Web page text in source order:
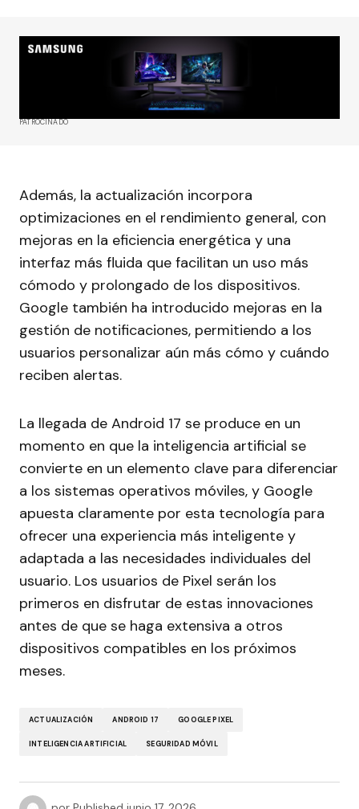
PATROCINADO
Además, la actualización incorpora
optimizaciones en el rendimiento general, con
mejoras en la eficiencia energética y una
interfaz más fluida que facilitan un uso más
cómodo y prolongado de los dispositivos.
Google también ha introducido mejoras en la
gestión de notificaciones, permitiendo a los
usuarios personalizar aún más cómo y cuándo
reciben alertas.
La llegada de Android 17 se produce en un
momento en que la inteligencia artificial se
convierte en un elemento clave para diferenciar
a los sistemas operativos móviles, y Google
apuesta claramente por esta tecnología para
ofrecer una experiencia más inteligente y
adaptada a las necesidades individuales del
usuario. Los usuarios de Pixel serán los
primeros en disfrutar de estas innovaciones
antes de que se haga extensiva a otros
dispositivos compatibles en los próximos
meses.
ACTUALIZACIÓN ANDROID 17 GOOGLE PIXEL
INTELIGENCIA ARTIFICIAL SEGURIDAD MÓVIL